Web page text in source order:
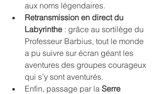
aux noms légendaires.
Retransmission en direct du
Labyrinthe : grâce au sortilège du
Professeur Barbius, tout le monde
a pu suivre sur écran géant les
aventures des groupes courageux
qui s’y sont aventurés.
Enfin, passage par la Serre